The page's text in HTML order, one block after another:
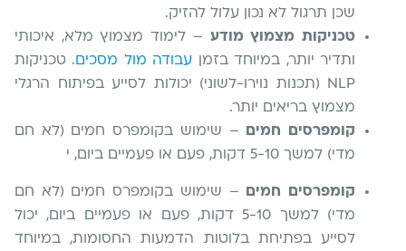
שכן תרגול לא נכון עלול להזיק.
טכניקות מצמוץ מודע – לימוד מצמוץ מלא, איכותי
ותדיר יותר, במיוחד בזמן עבודה מול מסכים. טכניקות
NLP (תכנות נוירו-לשוני) יכולות לסייע בפיתוח הרגלי
מצמוץ בריאים יותר.
קומפרסים חמים
– שימוש בקומפרס חמים (לא חם
מדי) למשך 5-10 דקות, פעם או פעמיים ביום, י
קומפרסים חמים – שימוש בקומפרס חמים (לא חם
מדי) למשך 5-10 דקות, פעם או פעמיים ביום, יכול
לסייע בפתיחת בלוטות הדמעות החסומות, במיוחד